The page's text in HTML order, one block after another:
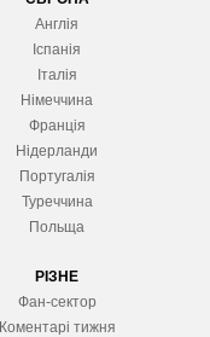
Англія
Іспанія
Італія
Німеччина
Франція
Нідерланди
Португалія
Туреччина
Польща
РІЗНЕ
Фан-сектор
Коментарі тижня